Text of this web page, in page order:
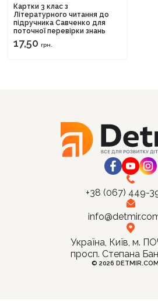
Картки 3 клас з
Літературного читання до
підручника Савченко для
поточної перевірки знань
17,50 грн.
+38 (067) 449-
Україна, Київ, м.
просп. Степана
© 2026